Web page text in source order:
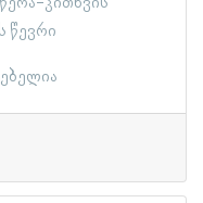
წევრი